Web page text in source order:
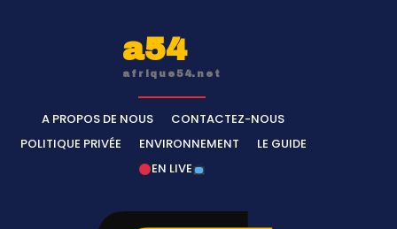
afrique54.net
A PROPOS DE NOUS
CONTACTEZ-NOUS
POLITIQUE PRIVÉE
ENVIRONNEMENT
LE GUIDE
EN LIVE